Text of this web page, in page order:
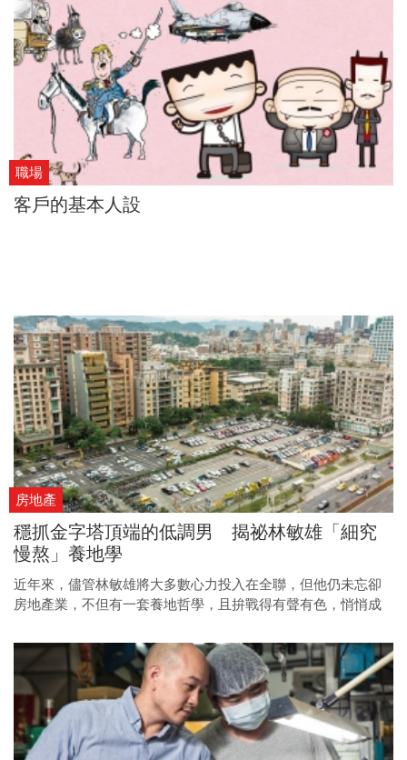
派，卻也代表一種令人想要好好珍惜的幸福時光。
職場
客戶的基本人設
房地產
穩抓金字塔頂端的低調男 揭祕林敏雄「細究
慢熬」養地學
近年來，儘管林敏雄將大多數心力投入在全聯，但他仍未忘卻
房地產業，不但有一套養地哲學，且拚戰得有聲有色，悄悄成